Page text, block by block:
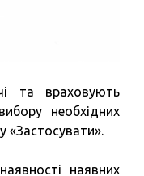
та враховують
необхідних
«Застосувати».
наявних